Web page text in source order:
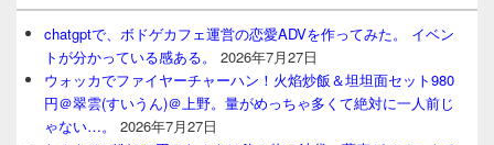
chatgptで、ボドゲカフェ運営の恋愛ADVを作ってみた。 イベン
トが分かっている感ある。
2026年7月27日
ウォッカでファイヤーチャーハン！火焰炒飯＆坦坦面セット980
円＠翠雲(すいうん)＠上野。量がめっちゃ多くて絶対に一人前じ
ゃない…。
2026年7月27日